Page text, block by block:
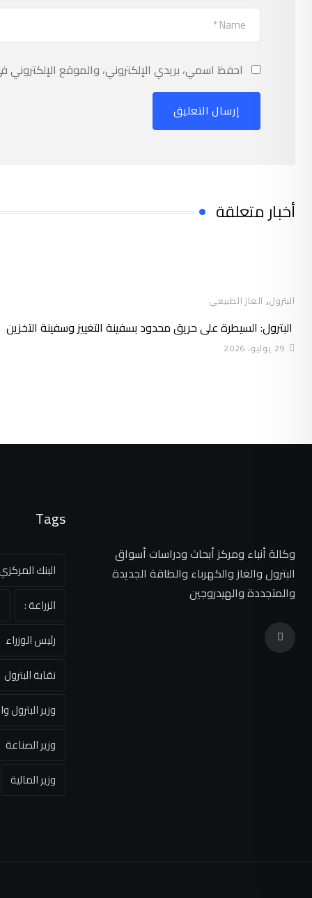
احفظ اسمي، بريدي الإلكتروني، والموقع
أخبار متعلقة
البترول, الغاز الطبيعي
البترول: السيطرة على حريق محدود بسفينة التغييز وسفينة التخزين
29 يوليو، 2026
وكالة أنباء ومركز أبحاث ودراسات أسواق
البترول والغاز والكهرباء والطاقة الجديدة
والمتجددة والهيدروجين
Tags
البنك
الزراعة :
رئيس الوزراء
نقابة البترول
وزير البترول
وزير الصناعة
وزير المالية